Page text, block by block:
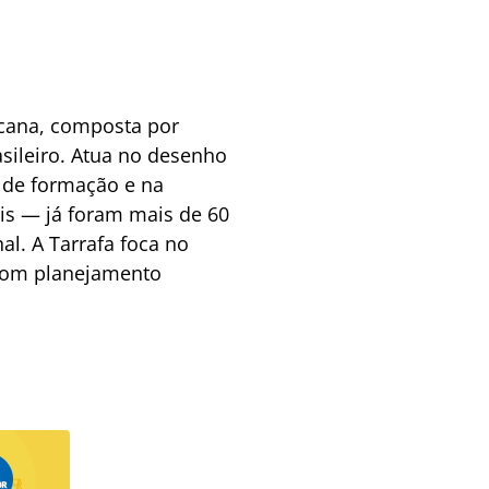
composta por
Atua no desenho
formação e na
— já foram mais de 60
A Tarrafa foca no
planejamento